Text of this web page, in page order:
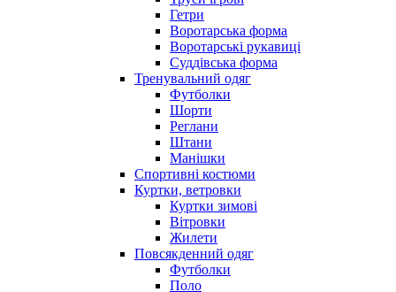
Гетри
Воротарська форма
Воротарські рукавиці
Суддівська форма
Тренувальний одяг
Футболки
Шорти
Реглани
Штани
Манішки
Спортивні костюми
Куртки, ветровки
Куртки зимові
Вітровки
Жилети
Повсякденний одяг
Футболки
Поло